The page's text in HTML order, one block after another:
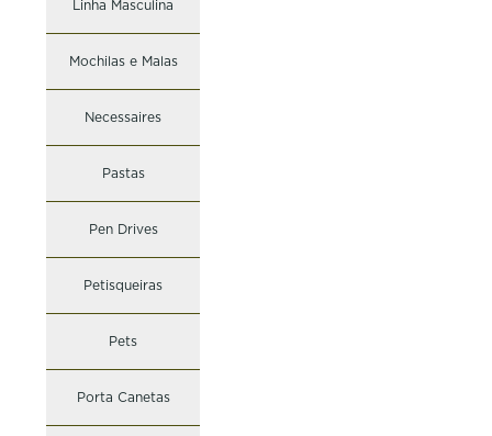
Linha Masculina
Mochilas e Malas
Necessaires
Pastas
Pen Drives
Petisqueiras
Pets
Porta Canetas